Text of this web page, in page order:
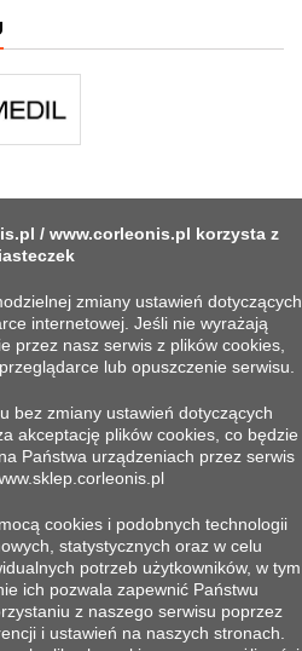
TEJ SAMEJ KATEGORII:
>
Szybki podgląd
TRANSFORMATOR 1KVA V1
400-460V V2 110V
Więcej
/ www.corleonis.pl korzysta z
zmiany ustawień dotyczących
internetowej. Jeśli nie wyrażają
przez nasz serwis z plików cookies,
lub opuszczenie serwisu.
bez zmiany ustawień dotyczących
akceptację plików cookies, co będzie
Państwa urządzeniach przez serwis
cookies i podobnych technologii
statystycznych oraz w celu
potrzeb użytkowników, w tym
ich pozwala zapewnić Państwu
z naszego serwisu poprzez
i ustawień na naszych stronach.